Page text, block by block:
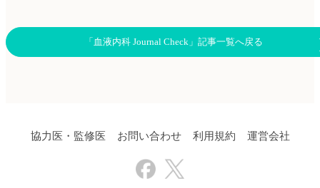
「血液内科 Journal Check」記事一覧へ戻る
協力医・監修医 お問い合わせ 利用規約 運営会社